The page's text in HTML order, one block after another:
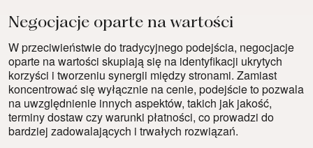
Negocjacje oparte na wartości
W przeciwieństwie do tradycyjnego podejścia, negocjacje
oparte na wartości skupiają się na identyfikacji ukrytych
korzyści i tworzeniu synergii między stronami. Zamiast
koncentrować się wyłącznie na cenie, podejście to pozwala
na uwzględnienie innych aspektów, takich jak jakość,
terminy dostaw czy warunki płatności, co prowadzi do
bardziej zadowalających i trwałych rozwiązań.